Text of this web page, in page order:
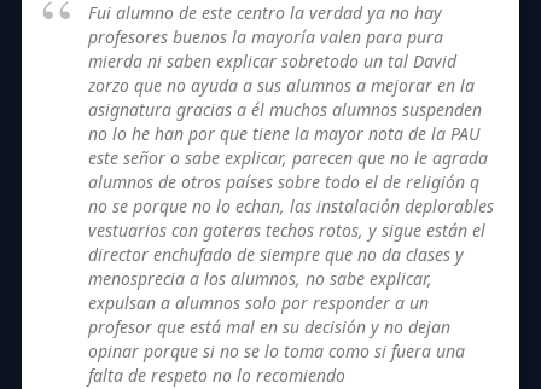
Fui alumno de este centro la verdad ya no hay
profesores buenos la mayoría valen para pura
mierda ni saben explicar sobretodo un tal David
zorzo que no ayuda a sus alumnos a mejorar en la
asignatura gracias a él muchos alumnos suspenden
no lo he han por que tiene la mayor nota de la PAU
este señor o sabe explicar, parecen que no le agrada
alumnos de otros países sobre todo el de religión q
no se porque no lo echan, las instalación deplorables
vestuarios con goteras techos rotos, y sigue están el
director enchufado de siempre que no da clases y
menosprecia a los alumnos, no sabe explicar,
expulsan a alumnos solo por responder a un
profesor que está mal en su decisión y no dejan
opinar porque si no se lo toma como si fuera una
falta de respeto no lo recomiendo